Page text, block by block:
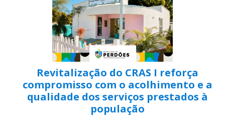
Revitalização do CRAS I reforça
compromisso com o acolhimento e a
qualidade dos serviços prestados à
população